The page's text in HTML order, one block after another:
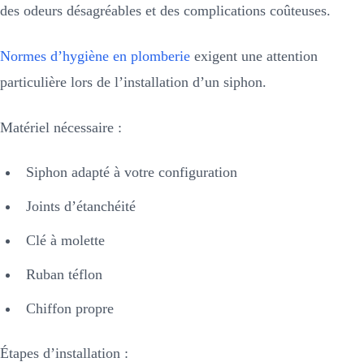
des odeurs désagréables et des complications coûteuses.
Normes d’hygiène en plomberie exigent une attention
particulière lors de l’installation d’un siphon.
Matériel nécessaire :
Siphon adapté à votre configuration
Joints d’étanchéité
Clé à molette
Ruban téflon
Chiffon propre
Étapes d’installation :